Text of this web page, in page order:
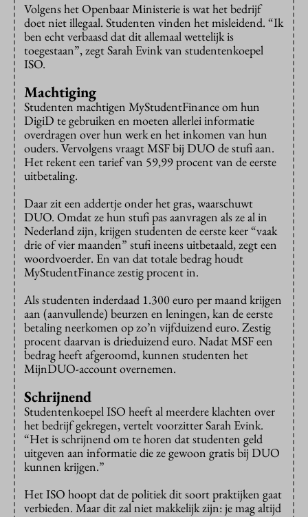
Volgens het Openbaar Ministerie is wat het bedrijf
doet niet illegaal. Studenten vinden het misleidend. “Ik
ben echt verbaasd dat dit allemaal wettelijk is
toegestaan”, zegt Sarah Evink van studentenkoepel
ISO.
Machtiging
Studenten machtigen MyStudentFinance om hun
DigiD te gebruiken en moeten allerlei informatie
overdragen over hun werk en het inkomen van hun
ouders. Vervolgens vraagt MSF bij DUO de stufi aan.
Het rekent een tarief van 59,99 procent van de eerste
uitbetaling.
Daar zit een addertje onder het gras, waarschuwt
DUO. Omdat ze hun stufi pas aanvragen als ze al in
Nederland zijn, krijgen studenten de eerste keer “vaak
drie of vier maanden” stufi ineens uitbetaald, zegt een
woordvoerder. En van dat totale bedrag houdt
MyStudentFinance zestig procent in.
Als studenten inderdaad 1.300 euro per maand krijgen
aan (aanvullende) beurzen en leningen, kan de eerste
betaling neerkomen op zo’n vijfduizend euro. Zestig
procent daarvan is drieduizend euro. Nadat MSF een
bedrag heeft afgeroomd, kunnen studenten het
MijnDUO-account overnemen.
Schrijnend
Studentenkoepel ISO heeft al meerdere klachten over
het bedrijf gekregen, vertelt voorzitter Sarah Evink.
“Het is schrijnend om te horen dat studenten geld
uitgeven aan informatie die ze gewoon gratis bij DUO
kunnen krijgen.”
Het ISO hoopt dat de politiek dit soort praktijken gaat
verbieden. Maar dit zal niet makkelijk zijn: je mag altijd